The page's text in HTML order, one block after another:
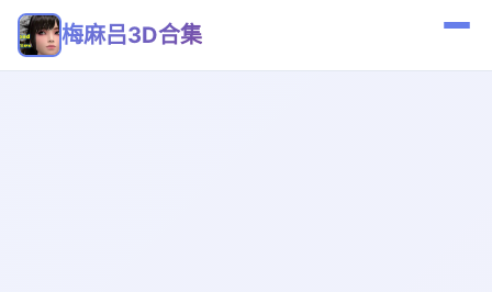
梅麻吕3D合集